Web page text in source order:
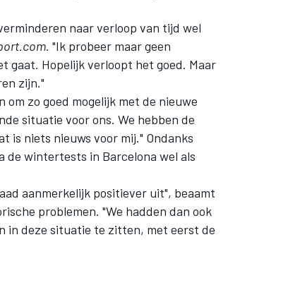
naar verloop van tijd wel
. "Ik probeer maar geen
gaat. Hopelijk verloopt het goed. Maar
zijn."
zo goed mogelijk met de nieuwe
situatie voor ons. We hebben de
is niets nieuws voor mij." Ondanks
de wintertests in Barcelona wel als
aanmerkelijk positiever uit", beaamt
problemen. "We hadden dan ook
in deze situatie te zitten, met eerst de